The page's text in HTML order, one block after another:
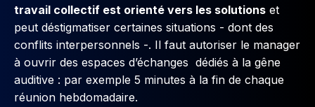
travail collectif est orienté vers les solutions et
peut déstigmatiser certaines situations - dont des
conflits interpersonnels -. Il faut autoriser le manager
à ouvrir des espaces d’échanges dédiés à la gêne
auditive : par exemple 5 minutes à la fin de chaque
réunion hebdomadaire.